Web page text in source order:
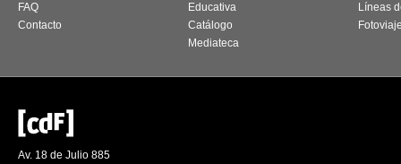
FAQ
Contacto
Educativa
Catálogo
Mediateca
Líneas
Av. 18 de Julio 885